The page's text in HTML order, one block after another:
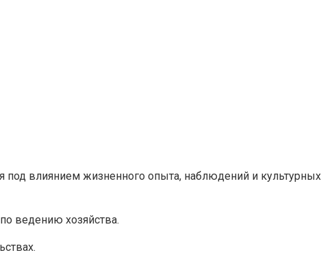
под влиянием жизненного опыта, наблюдений и культурных
ведению хозяйства.